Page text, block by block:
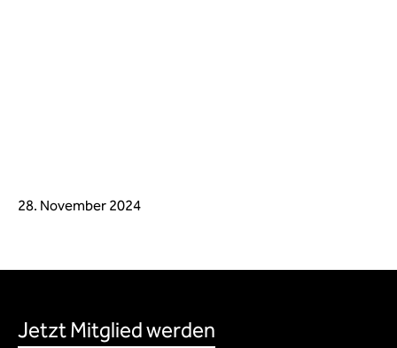
28. November 2024
Jetzt Mitglied werden